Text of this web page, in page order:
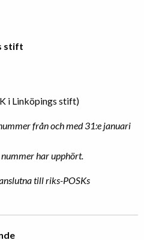
stift
i Linköpings stift)
från och med 31:e januari
har upphört.
till riks-POSKs